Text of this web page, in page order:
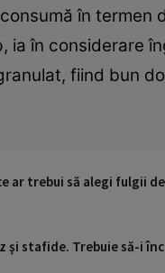
în
ia în considerare
fiind bun
ar trebui să alegi fulgii
şi stafide. Trebuie să-i